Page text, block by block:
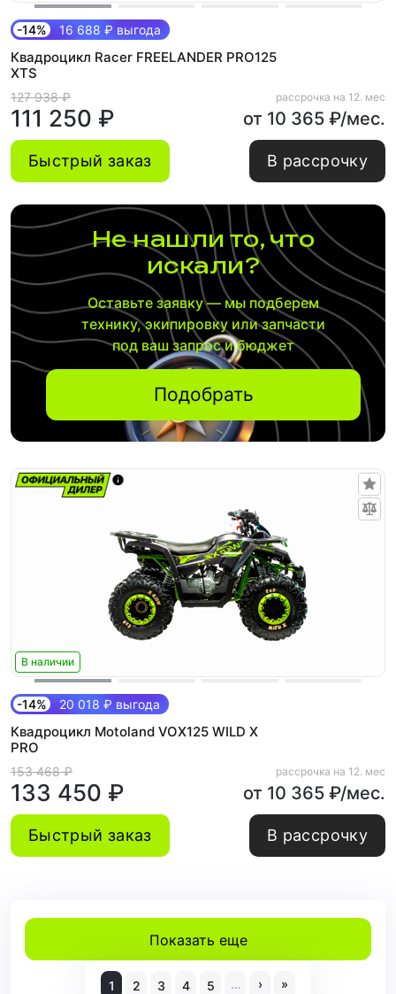
-14% 16 688 ₽ выгода
Квадроцикл Racer FREELANDER PRO125
XTS
127 938 ₽
111 250 ₽
рассрочка на 12. мес
от 10 365 ₽/мес.
Быстрый заказ В рассрочку
Не нашли то, что
искали?
Оставьте заявку — мы подберем
технику, экипировку или запчасти
под ваш запрос и бюджет
Подобрать
В наличии
-14% 20 018 ₽ выгода
Квадроцикл Motoland VOX125 WILD X
PRO
153 468 ₽
133 450 ₽
рассрочка на 12. мес
от 10 365 ₽/мес.
Быстрый заказ В рассрочку
Показать еще
1 2 3 4 5 … › »